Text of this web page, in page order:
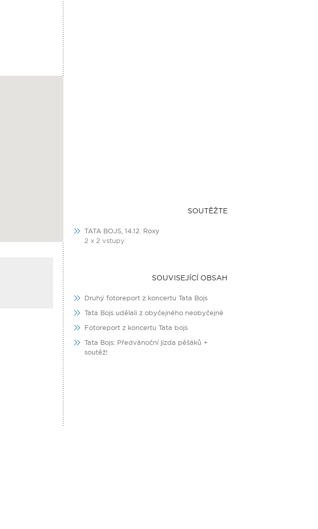
SOUTĚŽTE
TATA BOJS, 14.12. Roxy
2 x 2 vstupy
SOUVISEJÍCÍ OBSAH
Druhý fotoreport z koncertu Tata Bojs
Tata Bojs udělali z obyčejného neobyčejné
Fotoreport z koncertu Tata bojs
Tata Bojs: Předvánoční jízda pěšáků +
soutěž!